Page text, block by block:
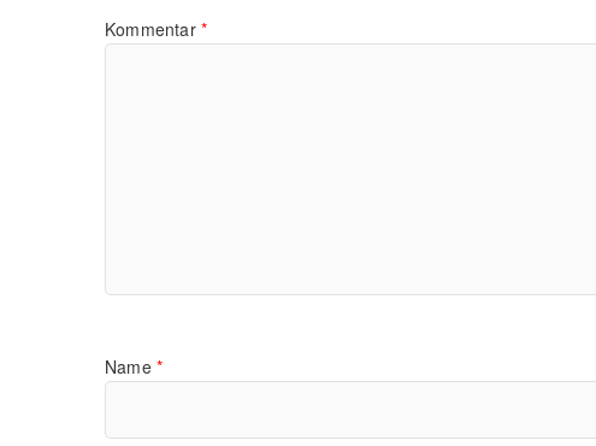
Kommentar *
Name *